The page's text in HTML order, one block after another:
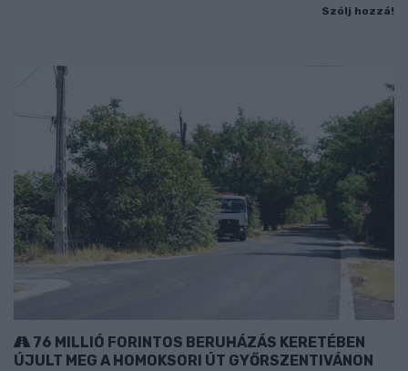
Szólj hozzá!
76 MILLIÓ FORINTOS BERUHÁZÁS KERETÉBEN
ÚJULT MEG A HOMOKSORI ÚT GYŐRSZENTIVÁNON